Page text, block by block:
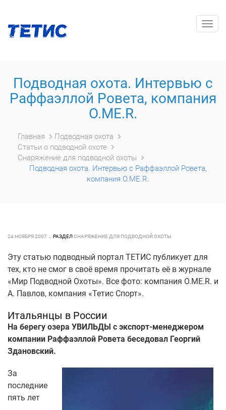
Подводная охота. Интервью с
Раффаэллой Ровета, компания
O.ME.R.
Главная
Подводная охота
Статьи о подводной охоте
Снаряжение для подводной охоты
Подводная охота. Интервью с Раффаэллой Ровета,
компания O.ME.R.
24 НОЯБРЯ 2007 РАЗДЕЛСНАРЯЖЕНИЕ ДЛЯ ПОДВОДНОЙ ОХОТЫ
Эту статью подводный портал ТЕТИС публикует для
тех, кто не смог в своё время прочитать её в журнале
«Мир Подводной Охоты». Все фото: компания O.ME.R. и
А. Павлов, компания «Тетис Спорт».
Итальянцы в России
На берегу озера УВИЛЬДЫ с экспорт-менеджером
компании Раффаэллой Ровета беседовал Георгий
Здановский.
За
последние
пять лет